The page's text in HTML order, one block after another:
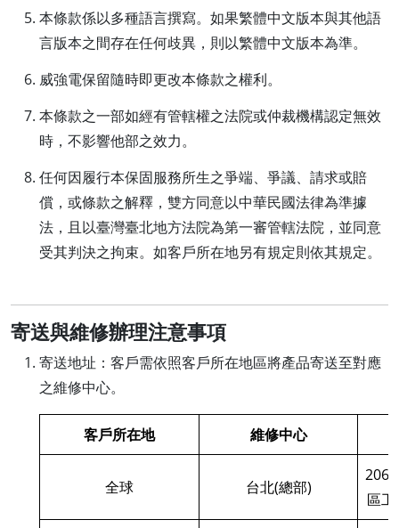
本條款係以多種語言撰寫。如果繁體中文版本與其他語
言版本之間存在任何歧異，則以繁體中文版本為準。
威強電保留隨時即更改本條款之權利。
本條款之一部如經有管轄權之法院或仲裁機構認定無效
時，不影響他部之效力。
任何因履行本保固服務所生之爭端、爭議、請求或賠
償，或條款之解釋，雙方同意以中華民國法律為準據
法，且以臺灣臺北地方法院為第一審管轄法院，並同意
受其判決之拘束。如客戶所在地另有規定則依其規定。
寄送與維修辦理注意事項
寄送地址：客戶需依照客戶所在地區將產品寄送至對應
之維修中心。
客戶所在地 維修中心
全球 台北(總部)
區